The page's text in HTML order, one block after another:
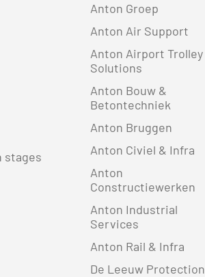
stages
Anton Groep
Anton Air Support
Anton Airport Trolley
Solutions
Anton Bouw &
Betontechniek
Anton Bruggen
Anton Civiel & Infra
Anton
Constructiewerken
Anton Industrial
Services
Anton Rail & Infra
De Leeuw Protection